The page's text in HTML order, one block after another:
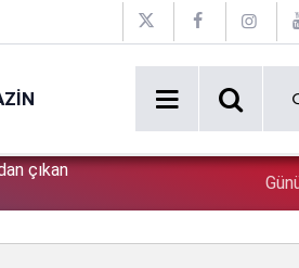
çıkan
''Çözülmemiş
ölümünü mercek